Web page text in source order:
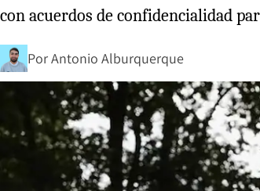
con acuerdos de confidencialidad
PorAntonio Alburquerque